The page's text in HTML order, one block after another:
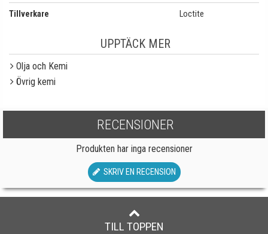
Tillverkare Loctite
UPPTÄCK MER
Olja och Kemi
Övrig kemi
RECENSIONER
Produkten har inga recensioner
SKRIV EN RECENSION
TILL TOPPEN